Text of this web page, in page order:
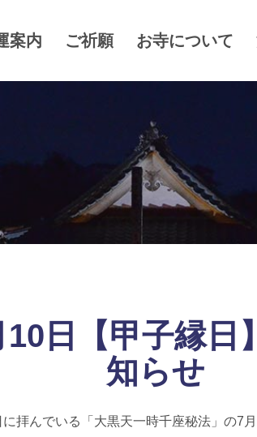
案内 ご祈願 お寺について
日【甲子縁日
知らせ
拝んでいる「大黒天一時千座秘法」の7月